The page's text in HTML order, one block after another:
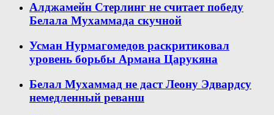
Алджамейн Стерлинг не считает победу
Белала Мухаммада скучной
Усман Нурмагомедов раскритиковал
уровень борьбы Армана Царукяна
Белал Мухаммад не даст Леону Эдвардсу
немедленный реванш